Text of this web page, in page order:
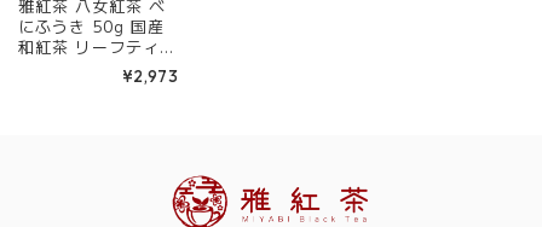
雅紅茶 八女紅茶 べ
にふうき 50g 国産
和紅茶 リーフティー
ミルクティー向き 茶
園ごとの個性を味わ
¥2,973